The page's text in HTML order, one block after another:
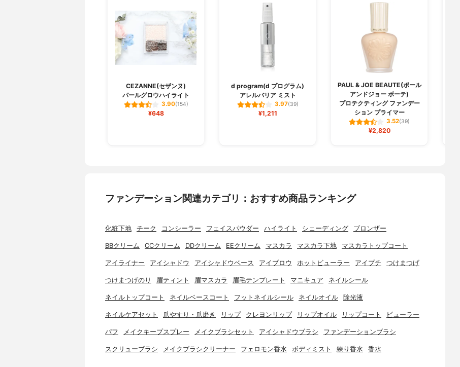
CEZANNE(セザンヌ)
パールグロウハイライト
3.90(154)
¥648
d program(d プログラム)
アレルバリア ミスト
3.97(39)
¥1,211
PAUL & JOE BEAUTE(ポール
アンドジョー ボーテ)
プロテクティング ファンデー
ション プライマー
3.52(39)
¥2,820
ファンデーション関連カテゴリ：おすすめ商品ランキング
化粧下地 チーク コンシーラー フェイスパウダー ハイライト シェーディング ブロンザー
BBクリーム CCクリーム DDクリーム EEクリーム マスカラ マスカラ下地 マスカラトップコート
アイライナー アイシャドウ アイシャドウベース アイブロウ ホットビューラー アイプチ つけまつげ
つけまつげのり 眉ティント 眉マスカラ 眉毛テンプレート マニキュア ネイルシール
ネイルトップコート ネイルベースコート フットネイルシール ネイルオイル 除光液
ネイルケアセット 爪やすり・爪磨き リップ クレヨンリップ リップオイル リップコート ビューラー
パフ メイクキープスプレー メイクブラシセット アイシャドウブラシ ファンデーションブラシ
スクリューブラシ メイクブラシクリーナー フェロモン香水 ボディミスト 練り香水 香水